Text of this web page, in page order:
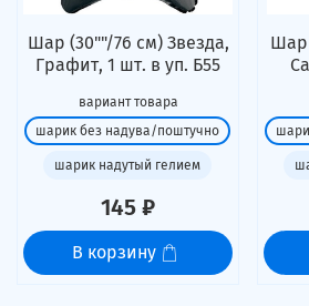
Шар (30""/76 см) Звезда,
Графит, 1 шт. в уп. Б55
вариант товара
шарик без надува/поштучно
шарик надутый гелием
145 ₽
В корзину
Шар